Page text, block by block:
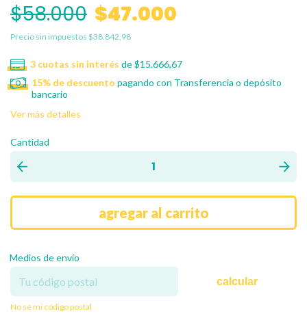
$58.000 $47.000
Precio sin impuestos $38.842,98
3cuotas sin interés de$15.666,67
15% de descuento pagando con Transferencia o depósito
bancario
Ver más detalles
Cantidad
Medios de envío
calcular
No sé mi código postal